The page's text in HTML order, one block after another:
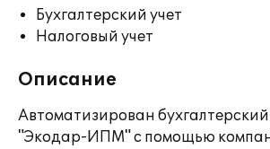
Бухгалтерский учет
Налоговый учет
Описание
Автоматизирован
"Экодар-ИПМ" с помощью